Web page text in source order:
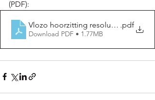
(PDF):
Vlozo hoorzitting resolutie dagprijzen
.pdf
Download PDF • 1.77MB